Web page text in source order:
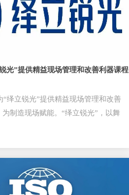
光”提供精益现场管理和改善利器课程
“绎立锐光”提供精益现场管理和改善
制造现场赋能。“绎立锐光”，以舞